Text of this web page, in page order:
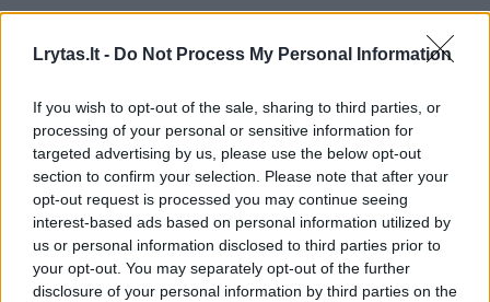
Lrytas.lt - Do Not Process My Personal Information
If you wish to opt-out of the sale, sharing to third parties, or
processing of your personal or sensitive information for
targeted advertising by us, please use the below opt-out
section to confirm your selection. Please note that after your
opt-out request is processed you may continue seeing
interest-based ads based on personal information utilized by
us or personal information disclosed to third parties prior to
your opt-out. You may separately opt-out of the further
disclosure of your personal information by third parties on the
Bilietai į šias kontrolines rungtynes sparčiai
galima įsigyti ir bilietus į pagrindinės vyrų
rinktinės kontrolinius mūšius su NCAA
ekipomis bei Estijos nacionaline komanda.
Taip pat pekyboje jau pasirodė ir bilietai į
pasaulio čempionato atrankos mūšį
rugpjūčio 31 d. Vilniuje su Bosnijos ir